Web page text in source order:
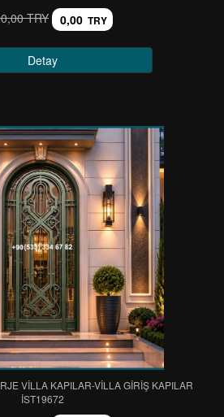
TRY 0,00 TRY
Detay
VİLLA KAPILAR-VİLLA GİRİŞ KAPILAR
IST19672